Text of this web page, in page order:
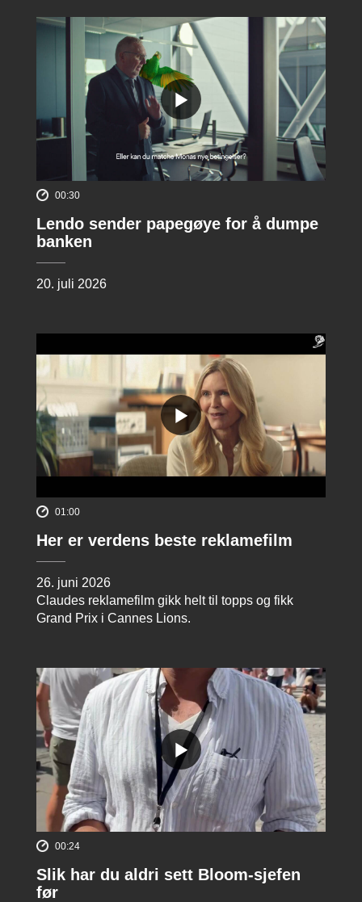
00:30
Lendo sender papegøye for å dumpe
banken
20. juli 2026
01:00
Her er verdens beste reklamefilm
26. juni 2026
Claudes reklamefilm gikk helt til topps og fikk
Grand Prix i Cannes Lions.
00:24
Slik har du aldri sett Bloom-sjefen
før